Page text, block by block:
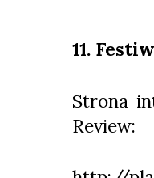
11.
Strona
Review: